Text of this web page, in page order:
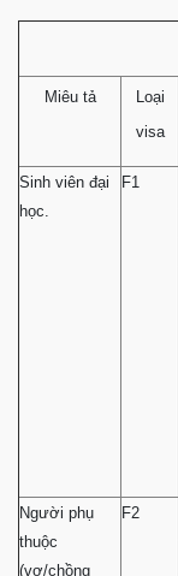
Miêu tả
Loại
visa
Sinh viên đại
học.
F1
Người phụ
thuộc
(vợ/chồng
F2